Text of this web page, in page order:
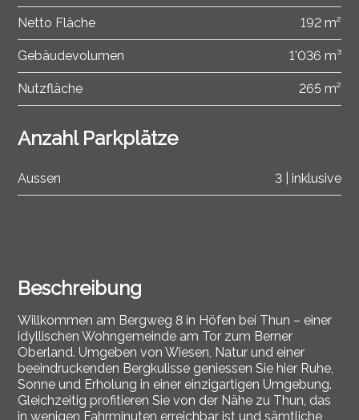
Beschreibung
Willkommen am Bergweg 8 in Höfen bei Thun – einer
idyllischen Wohngemeinde am Tor zum Berner
Oberland. Umgeben von Wiesen, Natur und einer
beeindruckenden Bergkulisse geniessen Sie hier Ruhe,
Sonne und Erholung in einer einzigartigen Umgebung.
Gleichzeitig profitieren Sie von der Nähe zu Thun, das
in wenigen Fahrminuten erreichbar ist und sämtliche
Netto Fläche 192 m²
Gebäudevolumen 1'036 m³
Nutzfläche 265 m²
Anzahl Parkplätze
Aussen 3 | inklusive